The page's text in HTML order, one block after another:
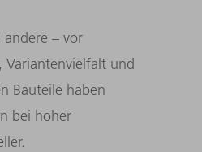
– vor
Variantenvielfalt und
Bauteile haben
bei hoher